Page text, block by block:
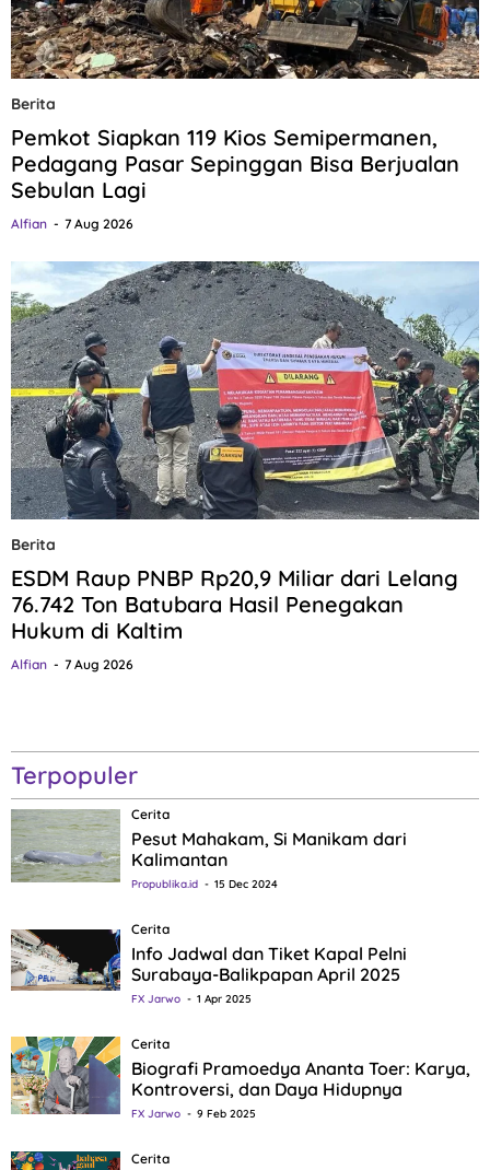
Berita
Pemkot Siapkan 119 Kios Semipermanen,
Pedagang Pasar Sepinggan Bisa Berjualan
Sebulan Lagi
Alfian 7 Aug 2026
Berita
ESDM Raup PNBP Rp20,9 Miliar dari Lelang
76.742 Ton Batubara Hasil Penegakan
Hukum di Kaltim
Alfian 7 Aug 2026
Terpopuler
Cerita
Pesut Mahakam, Si Manikam dari
Kalimantan
Propublika.id 15 Dec 2024
Cerita
Info Jadwal dan Tiket Kapal Pelni
Surabaya-Balikpapan April 2025
FX Jarwo 1 Apr 2025
Cerita
Biografi Pramoedya Ananta Toer: Karya,
Kontroversi, dan Daya Hidupnya
FX Jarwo 9 Feb 2025
Cerita